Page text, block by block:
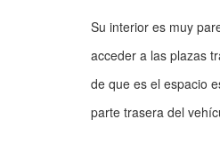
Su interior es muy
acceder a las plazas
de que es el espacio
parte trasera del